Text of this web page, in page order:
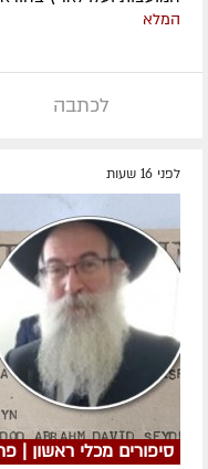
המלא
לכתבה
לפני 16 שעות
סיפורים מכלי ראשון | פרק